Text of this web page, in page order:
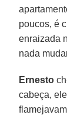
poucos, é
enraizada
nada
Ernesto
cabeça,